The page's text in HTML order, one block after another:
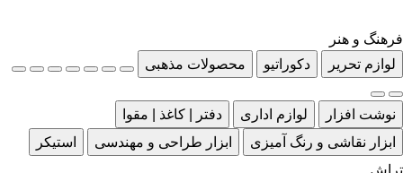
فرهنگ و هنر
لوازم تحریر
دکوراتیو محصولات مذهبی
نوشت افزار لوازم اداری
دفتر | کاغذ | مقوا
ابزار نقاشی و رنگ آمیزی
ابزار طراحی و مهندسی
استیکر
تراش